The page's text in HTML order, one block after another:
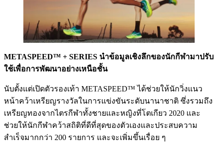
METASPEED™ + SERIES นำข้อมูลเชิงลึกของนักกีฬามาปรับ
ใช้เพื่อการพัฒนาอย่างเหนือชั้น
นับตั้งแต่เปิดตัวรองเท้า METASPEED™ ได้ช่วยให้นักวิ่งแนว
หน้าคว้าเหรียญรางวัลในการแข่งขันระดับนานาชาติ ซึ่งรวมถึง
เหรียญทองจากไตรกีฬาทั้งชายและหญิงที่โตเกียว 2020 และ
ช่วยให้นักกีฬาคว้าสถิติที่ดีที่สุดของตัวเองและประสบความ
สำเร็จมากกว่า 200 รายการ และจะเพิ่มขึ้นเรื่อย ๆ